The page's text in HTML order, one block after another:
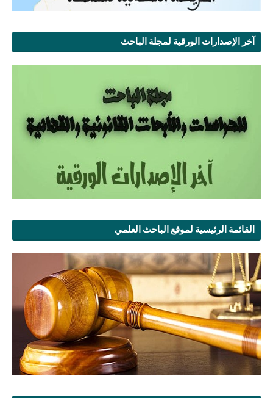
آخر الإصدارات الورقية لمجلة الباحث
القائمة الرئيسية لموقع الباحث العلمي